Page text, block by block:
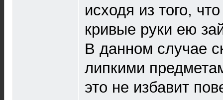
исходя из того,
кривые руки ею
В данном случае
липкими
это не избавит